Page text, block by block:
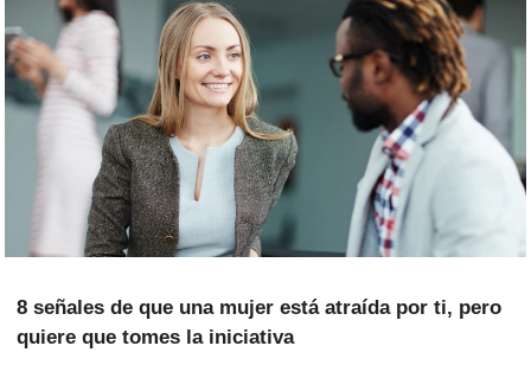
8 señales de que una mujer está atraída por ti, pero
quiere que tomes la iniciativa